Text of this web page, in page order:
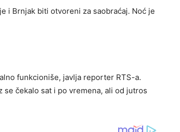
i Brnjak biti otvoreni za saobraćaj. Noć je
funkcioniše, javlja reporter RTS-a.
čekalo sat i po vremena, ali od jutros